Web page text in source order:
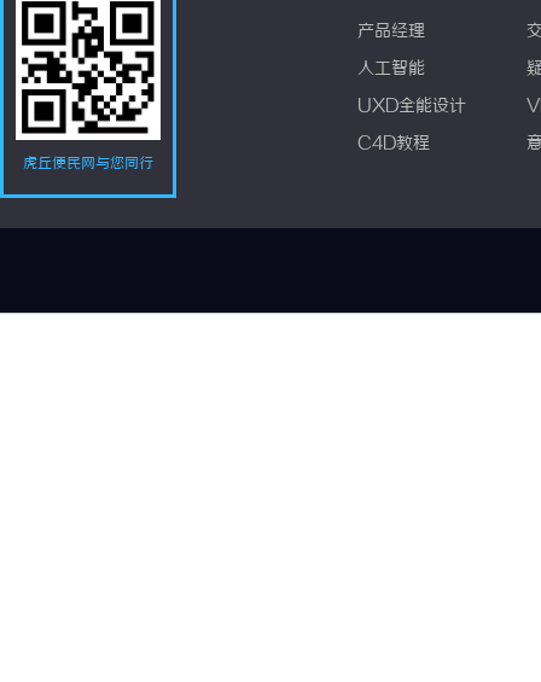
虎丘便民网与您同行
产品经理
人工智能
UXD全能设计
C4D教程